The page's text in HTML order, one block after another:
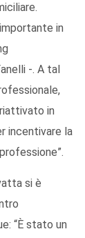
in
-. A tal
in
incentivare la
si è
“È stato un